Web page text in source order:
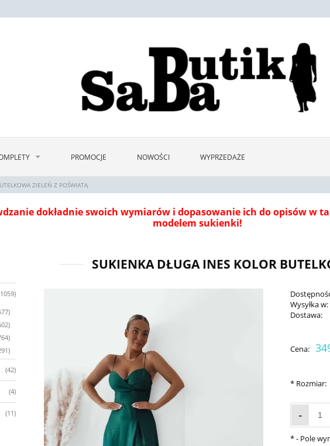
PROMOCJE NOWOŚCI WYPRZEDAŻE
ZIELEŃ Z POŚWIATĄ
dokładnie swoich wymiarów i dopasowanie ich do opisów w
modelem sukienki!
(42)
(4)
(11)
SUKIENKA DŁUGA INES KOLOR
Wysyłka w:
Dostawa:
Cena:
* Rozmiar:
-
*- Pole